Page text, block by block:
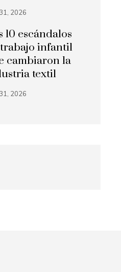
2026
10 escándalos
infantil
cambiaron la
textil
2026